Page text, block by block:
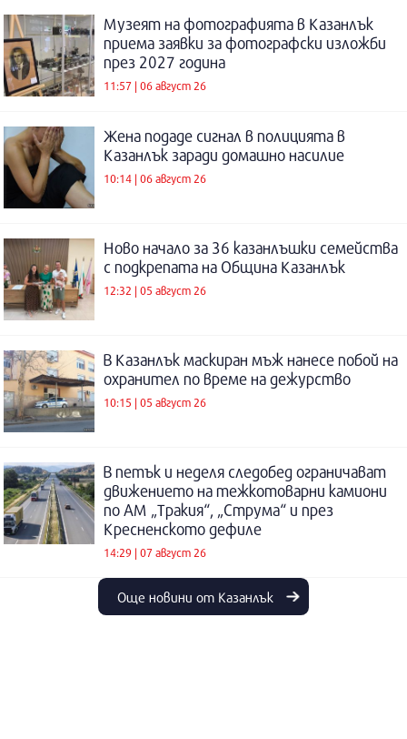
Музеят на фотографията в Казанлък
приема заявки за фотографски изложби
през 2027 година
11:57 | 06 август 26
Жена подаде сигнал в полицията в
Казанлък заради домашно насилие
10:14 | 06 август 26
Ново начало за 36 казанлъшки семейства
с подкрепата на Община Казанлък
12:32 | 05 август 26
В Казанлък маскиран мъж нанесе побой на
охранител по време на дежурство
10:15 | 05 август 26
В петък и неделя следобед ограничават
движението на тежкотоварни камиони
по АМ „Тракия“, „Струма“ и през
Кресненското дефиле
14:29 | 07 август 26
Още новини от Казанлък